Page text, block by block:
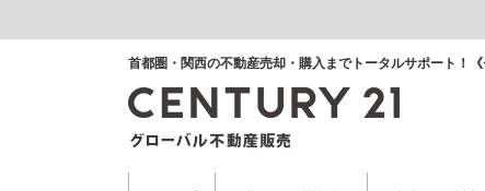
首都圏・関西の不動産売却・購入までトータルサポート！